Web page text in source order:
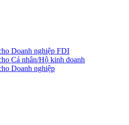
Doanh nghiệp FDI
Cá nhân/Hộ kinh doanh
Doanh nghiệp